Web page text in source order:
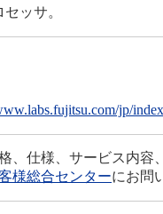
ッサ。
jp/
、仕様、サービス内
様総合センターにお問